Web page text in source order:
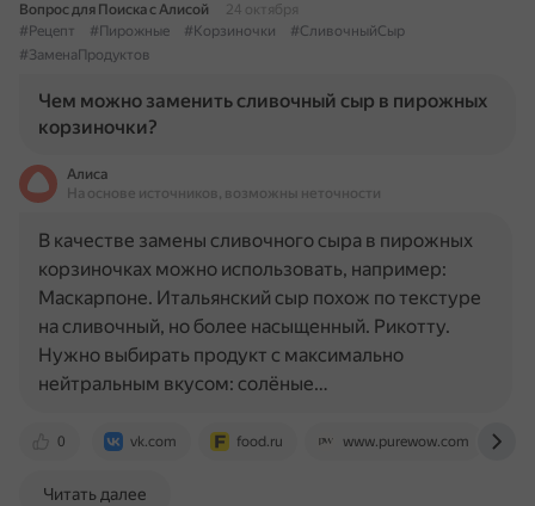
Вопрос для Поиска с Алисой
24 октября
#Рецепт
#Пирожные #Корзиночки
#СливочныйСыр
#ЗаменаПродуктов
Чем можно заменить сливочный сыр в пирожных
корзиночки?
Алиса
На основе источников, возможны неточности
0 vk.com food.ru www.purewow.com
В качестве замены сливочного сыра в пирожных
корзиночках можно использовать, например:
Маскарпоне. Итальянский сыр похож по текстуре
на сливочный, но более насыщенный. Рикотту.
Нужно выбирать продукт с максимально
нейтральным вкусом: солёные…
Читать далее